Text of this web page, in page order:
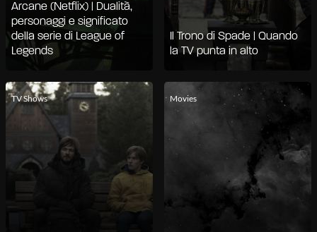
Arcane (Netflix) | Dualità,
personaggi e significato
della serie di League of
Legends
Il Trono di Spade | Quando
la TV punta in alto
TV Shows Movies